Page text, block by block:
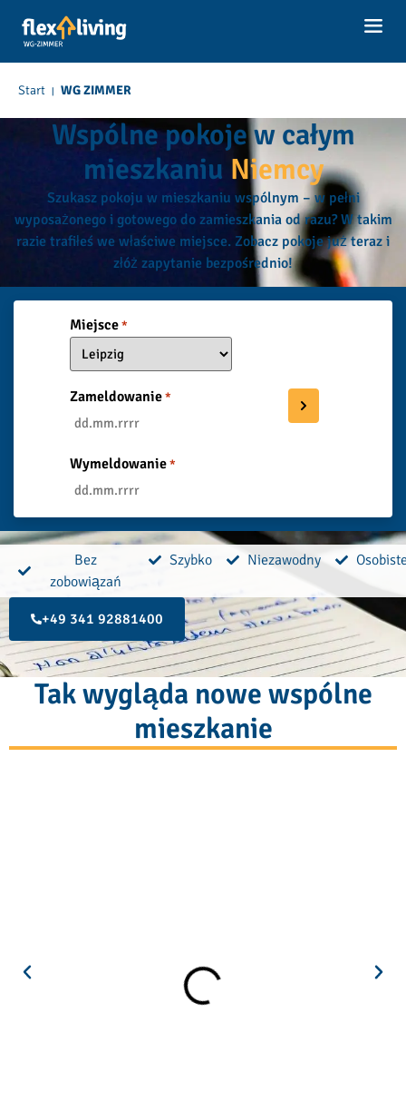
treści
Start | WG ZIMMER
Wspólne pokoje w całym
mieszkaniu Niemcy
Szukasz pokoju w mieszkaniu wspólnym – w pełni
wyposażonego i gotowego do zamieszkania od razu? W takim
razie trafiłeś we właściwe miejsce. Zobacz pokoje już teraz i
złóż zapytanie bezpośrednio!
Miejsce *
Zameldowanie *
Wymeldowanie *
Bez
zobowiązań
Szybko Niezawodny
+49 341 92881400
Tak wygląda nowe wspólne
mieszkanie